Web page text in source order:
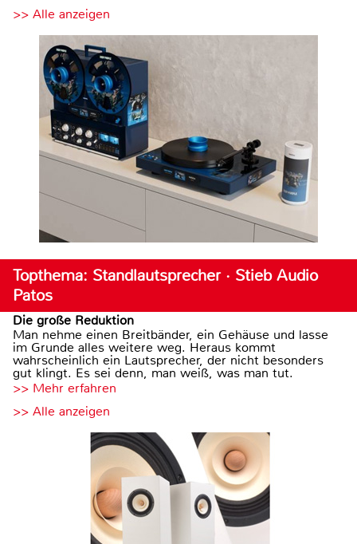
>> Alle anzeigen
Topthema: Standlautsprecher · Stieb Audio
Patos
Die große Reduktion
Man nehme einen Breitbänder, ein Gehäuse und lasse
im Grunde alles weitere weg. Heraus kommt
wahrscheinlich ein Lautsprecher, der nicht besonders
gut klingt. Es sei denn, man weiß, was man tut.
>> Mehr erfahren
>> Alle anzeigen